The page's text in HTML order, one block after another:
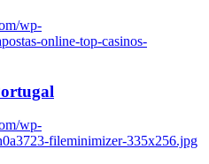
wp-
online-top-casinos-
wp-
fileminimizer-335x256.jpg